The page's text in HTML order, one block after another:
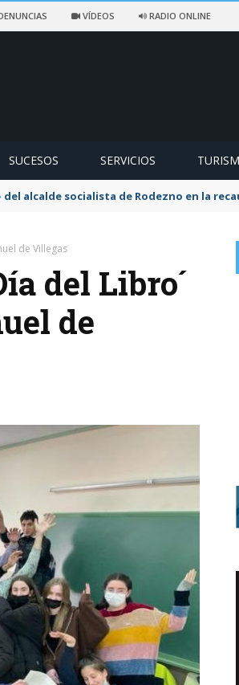
VÍDEOS RADIO ONLINE
SUCESOS SERVICIOS
alcalde socialista de Rodezno en la
de Villegas
del Libro´
de